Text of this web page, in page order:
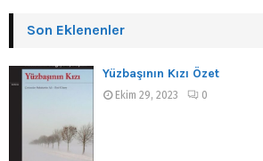
Son Eklenenler
Yüzbaşının Kızı Özet
Ekim 29, 2023 0